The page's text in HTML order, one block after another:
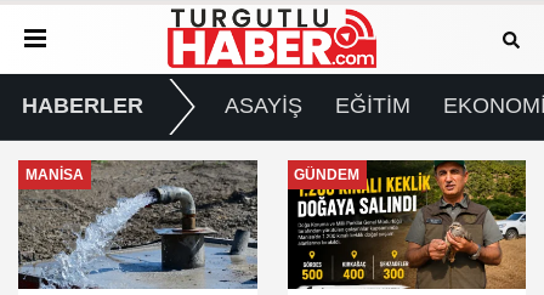
HABERLER ASAYİŞ EĞİTİM
GÜNDEM GÜNDEM